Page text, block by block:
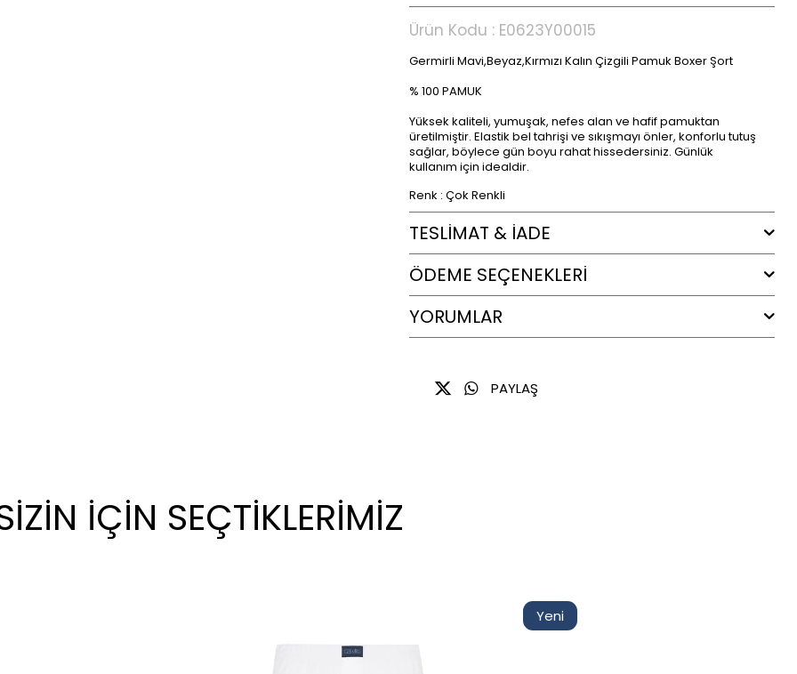
Ürün Kodu : E0623Y00015
Germirli Mavi,Beyaz,Kırmızı Kalın Çizgili Pamuk Boxer Şort
% 100 PAMUK
Yüksek kaliteli, yumuşak, nefes alan ve hafif pamuktan
üretilmiştir. Elastik bel tahrişi ve sıkışmayı önler, konforlu tutuş
sağlar, böylece gün boyu rahat hissedersiniz. Günlük
kullanım için idealdir.
Renk : Çok Renkli
TESLİMAT & İADE
ÖDEME SEÇENEKLERI
YORUMLAR
PAYLAŞ
İÇİN SEÇTİKLERİMİZ
Yeni